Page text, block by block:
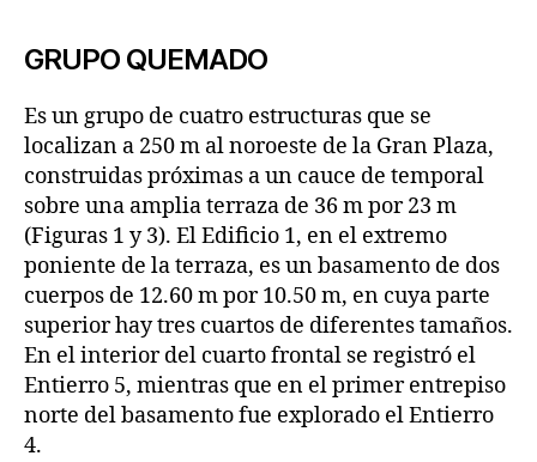
GRUPO QUEMADO
Es un grupo de cuatro estructuras que se
localizan a 250 m al noroeste de la Gran Plaza,
construidas próximas a un cauce de temporal
sobre una amplia terraza de 36 m por 23 m
(Figuras 1 y 3). El Edificio 1, en el extremo
poniente de la terraza, es un basamento de dos
cuerpos de 12.60 m por 10.50 m, en cuya parte
superior hay tres cuartos de diferentes tamaños.
En el interior del cuarto frontal se registró el
Entierro 5, mientras que en el primer entrepiso
norte del basamento fue explorado el Entierro
4.